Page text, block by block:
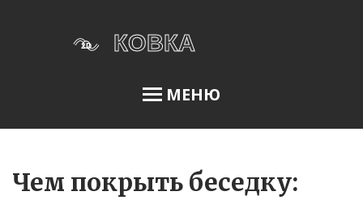
МЕНЮ
Чем покрыть беседку: